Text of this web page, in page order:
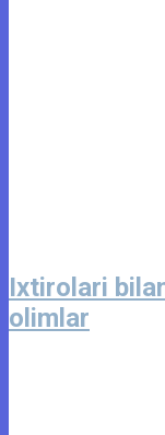
Ixtirolari
olimlar